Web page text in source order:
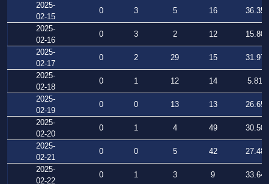
2025-
02-15
0 3 5 16
36.358
2025-
02-16
0 3 2 12
15.802
2025-
02-17
0 2 29 15
31.975
2025-
02-18
0 1 12 14
5.819
2025-
02-19
0 0 13 13
26.657
2025-
02-20
0 1 4 49
30.504
2025-
02-21
0 0 5 42
27.485
2025-
02-22
0 1 3 9
33.641